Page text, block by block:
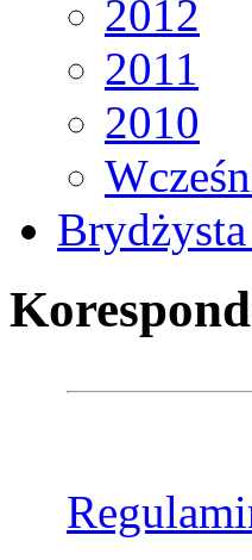
2012
2011
2010